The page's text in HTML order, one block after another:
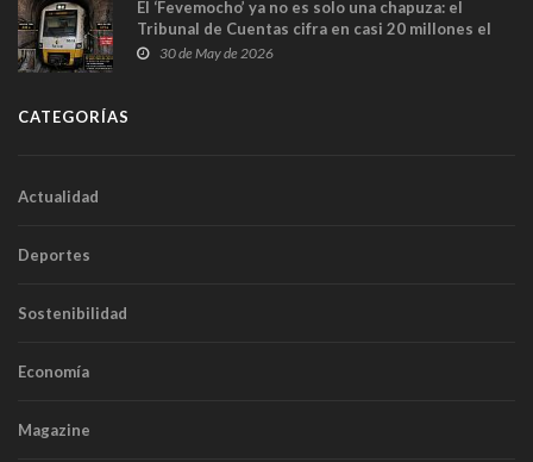
El ‘Fevemocho’ ya no es solo una chapuza: el
Tribunal de Cuentas cifra en casi 20 millones el
sobrecoste de los trenes que no cabían por los
30 de May de 2026
CATEGORÍAS
Actualidad
Deportes
Sostenibilidad
Economía
Magazine